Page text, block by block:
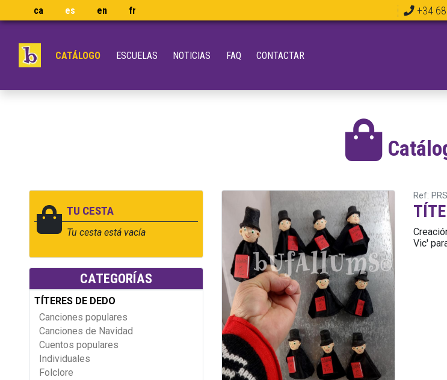
ca es en fr +34
CATÁLOGO ESCUELAS NOTICIAS FAQ CONTACTAR
TU CESTA
Tu cesta está vacía
CATEGORÍAS
TÍTERES DE DEDO
Canciones populares
Canciones de Navidad
Cuentos populares
Individuales
Folclore
Ref:
Vic'